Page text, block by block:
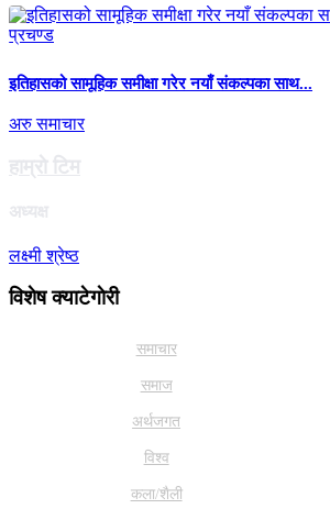
इतिहासको सामूहिक समीक्षा गरेर नयाँ संकल्पका साथ...
अरु समाचार
हाम्राे टिम
अध्यक्ष
लक्ष्मी श्रेष्ठ
विशेष क्याटेगाेरी
समाचार
समाज
अर्थजगत
विश्व
कला/शैली